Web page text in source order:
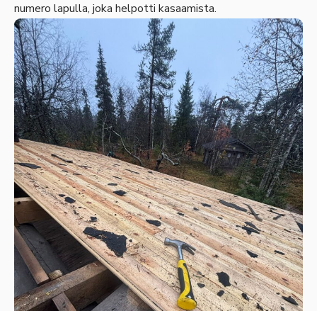
numero lapulla, joka helpotti kasaamista.